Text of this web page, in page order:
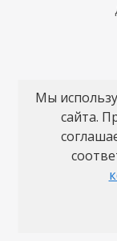
Мы
сайта.